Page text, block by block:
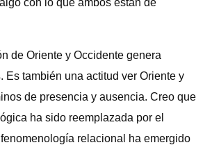
con lo que ambos están de
de Oriente y Occidente genera
Es también una actitud ver Oriente y
de presencia y ausencia. Creo que
ha sido reemplazada por el
relacional ha emergido